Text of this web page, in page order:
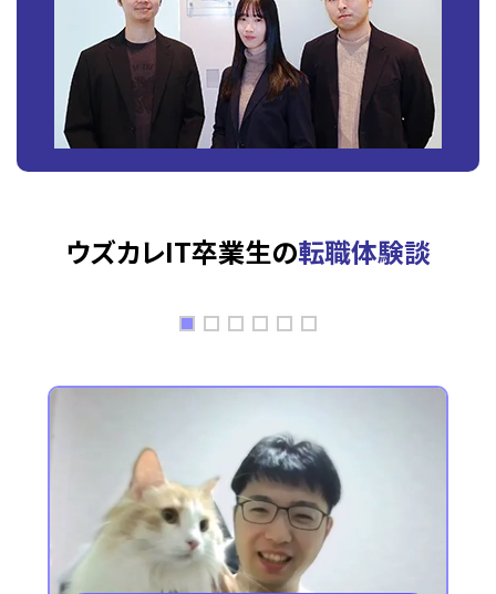
ウズカレIT卒業生の転職体験談